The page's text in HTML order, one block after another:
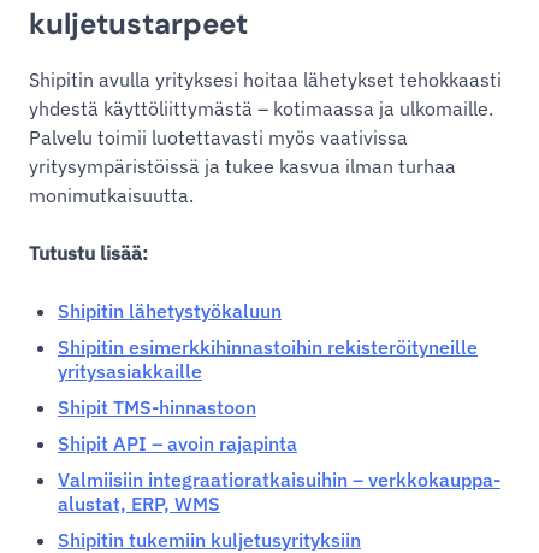
kuljetustarpeet
Shipitin avulla yrityksesi hoitaa lähetykset tehokkaasti
yhdestä käyttöliittymästä – kotimaassa ja ulkomaille.
Palvelu toimii luotettavasti myös vaativissa
yritysympäristöissä ja tukee kasvua ilman turhaa
monimutkaisuutta.
Tutustu lisää:
Shipitin lähetystyökaluun
Shipitin esimerkkihinnastoihin rekisteröityneille
yritysasiakkaille
Shipit TMS-hinnastoon
Shipit API – avoin rajapinta
Valmiisiin integraatioratkaisuihin – verkkokauppa-
alustat, ERP, WMS
Shipitin tukemiin kuljetusyrityksiin